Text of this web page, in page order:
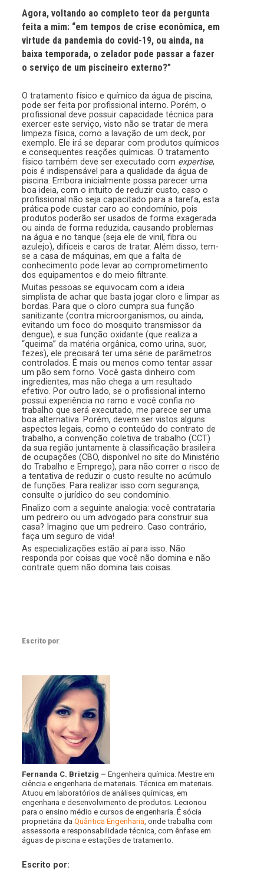
Agora, voltando ao completo teor da pergunta
feita a mim: “em tempos de crise econômica, em
virtude da pandemia do covid-19, ou ainda, na
baixa temporada, o zelador pode passar a fazer
o serviço de um piscineiro externo?”
O tratamento físico e químico da água de piscina,
pode ser feita por profissional interno. Porém, o
profissional deve possuir capacidade técnica para
exercer este serviço, visto não se tratar de mera
limpeza física, como a lavação de um deck, por
exemplo. Ele irá se deparar com produtos químicos
e consequentes reações químicas. O tratamento
físico também deve ser executado com expertise,
pois é indispensável para a qualidade da água de
piscina. Embora inicialmente possa parecer uma
boa ideia, com o intuito de reduzir custo, caso o
profissional não seja capacitado para a tarefa, esta
prática pode custar caro ao condomínio, pois
produtos poderão ser usados de forma exagerada
ou ainda de forma reduzida, causando problemas
na água e no tanque (seja ele de vinil, fibra ou
azulejo), difíceis e caros de tratar. Além disso, tem-
se a casa de máquinas, em que a falta de
conhecimento pode levar ao comprometimento
dos equipamentos e do meio filtrante.
Muitas pessoas se equivocam com a ideia
simplista de achar que basta jogar cloro e limpar as
bordas. Para que o cloro cumpra sua função
sanitizante (contra microorganismos, ou ainda,
evitando um foco do mosquito transmissor da
dengue), e sua função oxidante (que realiza a
“queima” da matéria orgânica, como urina, suor,
fezes), ele precisará ter uma série de parâmetros
controlados. É mais ou menos como tentar assar
um pão sem forno. Você gasta dinheiro com
ingredientes, mas não chega a um resultado
efetivo. Por outro lado, se o profissional interno
possui experiência no ramo e você confia no
trabalho que será executado, me parece ser uma
boa alternativa. Porém, devem ser vistos alguns
aspectos legais, como o conteúdo do contrato de
trabalho, a convenção coletiva de trabalho (CCT)
da sua região juntamente à classificação brasileira
de ocupações (CBO, disponível no site do Ministério
do Trabalho e Emprego), para não correr o risco de
a tentativa de reduzir o custo resulte no acúmulo
de funções. Para realizar isso com segurança,
consulte o jurídico do seu condomínio.
Finalizo com a seguinte analogia: você contrataria
um pedreiro ou um advogado para construir sua
casa? Imagino que um pedreiro. Caso contrário,
faça um seguro de vida!
As especializações estão aí para isso. Não
responda por coisas que você não domina e não
contrate quem não domina tais coisas.
Escrito por:
Fernanda C. Brietzig –Engenheira química. Mestre em
ciência e engenharia de materiais. Técnica em materiais.
Atuou em laboratórios de análises químicas, em
engenharia e desenvolvimento de produtos. Lecionou
para o ensino médio e cursos de engenharia. É sócia
proprietária daQuântica Engenharia , onde trabalha com
assessoria e responsabilidade técnica, com ênfase em
águas de piscina e estações de tratamento.
Escrito por: